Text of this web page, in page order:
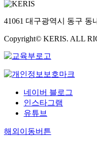
41061 대구광역시 동구 동
Copyright© KERIS. ALL
네이버 블로그
인스타그램
유튜브
해외이동버튼